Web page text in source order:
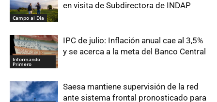
Campo al Día
en visita de Subdirectora de INDAP
Informando
Primero
IPC de julio: Inflación anual cae al 3,5%
y se acerca a la meta del Banco Central
Saesa mantiene supervisión de la red
ante sistema frontal pronosticado para